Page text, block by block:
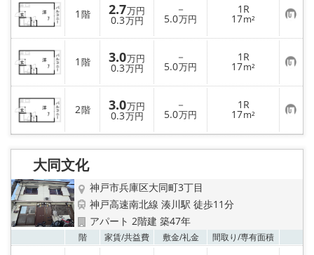
1 階 2.7万円
0.3万円
－
5.0万円
1R
17m² お
気
に
入
り
登
録
1 階 3.0万円
0.3万円
－
5.0万円
1R
17m² お
気
に
入
り
登
録
2階 3.0万円
0.3万円
－
5.0万円
1R
17m² お
気
に
り
大同文化
神戸市兵庫区大同町3丁目
神戸高速南北線 湊川駅 徒歩11分
アパート 2階建 築47年
階 家賃/共益費 敷金/礼金 間取り/専有面積